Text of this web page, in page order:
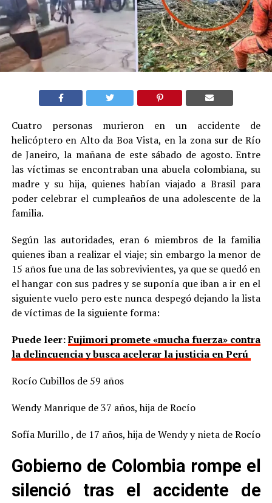
Cuatro personas murieron en un accidente de
helicóptero en Alto da Boa Vista, en la zona sur de Río
de Janeiro, la mañana de este sábado de agosto. Entre
las víctimas se encontraban una abuela colombiana, su
madre y su hija, quienes habían viajado a Brasil para
poder celebrar el cumpleaños de una adolescente de la
familia.
Según las autoridades, eran 6 miembros de la familia
quienes iban a realizar el viaje; sin embargo la menor de
15 años fue una de las sobrevivientes, ya que se quedó en
el hangar con sus padres y se suponía que iban a ir en el
siguiente vuelo pero este nunca despegó dejando la lista
de víctimas de la siguiente forma:
Puede leer:Fujimori promete «mucha fuerza» contra
la delincuencia y busca acelerar la justicia en Perú
Rocío Cubillos de 59 años
Wendy Manrique de 37 años, hija de Rocío
Sofía Murillo , de 17 años, hija de Wendy y nieta de Rocío
Gobierno de Colombia rompe el
silenció tras el accidente de